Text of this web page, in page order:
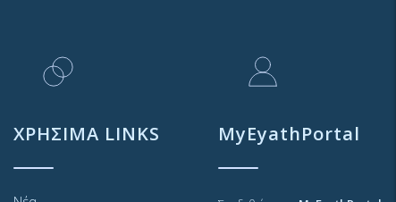
ΧΡΗΣΙΜΑ LINKS MyEyathPortal